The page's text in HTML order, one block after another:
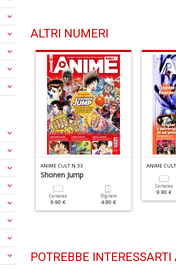
ALTRI NUMERI
€
ANIME CULT N.33
Shonen Jump
Cartacea
9.90 €
Digitale
4.90 €
ANIME
Cartacea
9.90 €
POTREBBE INTERESSARTI